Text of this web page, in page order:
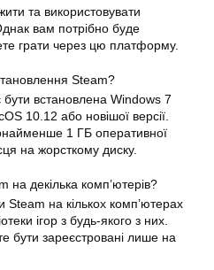
та використовувати
вам потрібно буде
грати через цю платформу.
Steam?
встановлена Windows 7
10.12 або новішої версії.
1 ГБ оперативної
на жорсткому диску.
на декілька комп’ютерів?
Steam на кількох комп’ютерах
ігор з будь-якого з них.
бути зареєстровані лише на